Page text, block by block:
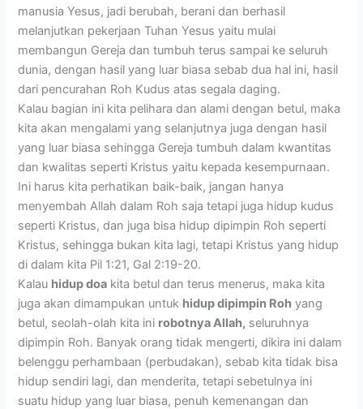
manusia Yesus, jadi berubah, berani dan berhasil
melanjutkan pekerjaan Tuhan Yesus yaitu mulai
membangun Gereja dan tumbuh terus sampai ke seluruh
dunia, dengan hasil yang luar biasa sebab dua hal ini, hasil
dari pencurahan Roh Kudus atas segala daging.
Kalau bagian ini kita pelihara dan alami dengan betul, maka
kita akan mengalami yang selanjutnya juga dengan hasil
yang luar biasa sehingga Gereja tumbuh dalam kwantitas
dan kwalitas seperti Kristus yaitu kepada kesempurnaan.
Ini harus kita perhatikan baik-baik, jangan hanya
menyembah Allah dalam Roh saja tetapi juga hidup kudus
seperti Kristus, dan juga bisa hidup dipimpin Roh seperti
Kristus, sehingga bukan kita lagi, tetapi Kristus yang hidup
di dalam kita Pil 1:21, Gal 2:19-20.
Kalau hidup doa kita betul dan terus menerus, maka kita
juga akan dimampukan untuk hidup dipimpin Roh yang
betul, seolah-olah kita ini robotnya Allah, seluruhnya
dipimpin Roh. Banyak orang tidak mengerti, dikira ini dalam
belenggu perhambaan (perbudakan), sebab kita tidak bisa
hidup sendiri lagi, dan menderita, tetapi sebetulnya ini
suatu hidup yang luar biasa, penuh kemenangan dan